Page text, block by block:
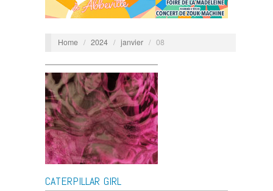
Home / 2024 / janvier / 08
CATERPILLAR GIRL